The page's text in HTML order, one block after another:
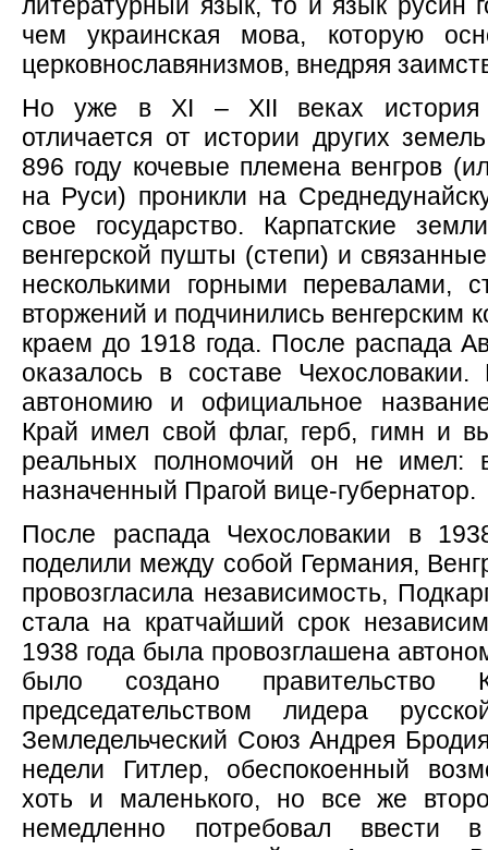
чем украинская мова, которую
церковнославянизмов, внедряя
Но уже в XI – XII веках история
отличается от истории других
896 году кочевые племена венгров
на Руси) проникли на
свое государство. Карпатские
венгерской пушты (степи) и
несколькими горными перевалами,
вторжений и подчинились венгерским
краем до 1918 года. После распада
оказалось в составе
автономию и официальное
Край имел свой флаг, герб, гимн и
реальных полномочий он не имел:
назначенный Прагой вице-губернатор.
После распада Чехословакии в
поделили между собой Германия,
провозгласила независимость,
стала на кратчайший срок
1938 года была провозглашена
было создано правительство
председательством лидера
Земледельческий Союз Андрея
недели Гитлер, обеспокоенный
хоть и маленького, но все же
немедленно потребовал ввести в